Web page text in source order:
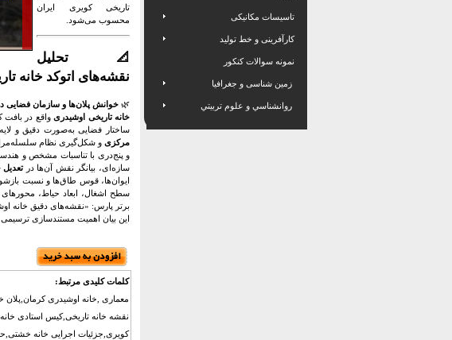
تاریخی کویری ایران
محسوب می‌شود.
📐 تحلیل
نقشه‌های اتوکد خانه
🌿 خوانش پلان‌ها و سازمان فضایی
خانه تاریخی اوشیدریواقع در
ساختار فضایی به‌صورت دقیق و
مرکزی و شکل‌گیری نظام
و پنج‌دری با تناسبات مشخص و
سازه‌ای، بیانگر نقش آن‌ها درتعدیل
ایوان‌ها، قوس طاق‌ها و نسبت
سطح اشغال، ابعاد حیاط،
برتر پارس: «نقشه‌های دقیق خانه
این بیان اهمیت مستندسازی ترسیمی
کلمات کلیدی مرتبط:
معماری ,خانه اوشیدری کرمان,پلان
نقشه خانه تاریخی,کیس استادی
کویری,جزئیات اجرایی خانه
تاسیسات مکانیکی
کارآفرینی و خط تولید
نمونه سوالات کنکور
زمین شناسی و جغرافیا
روانشناسي و علوم تربيتي